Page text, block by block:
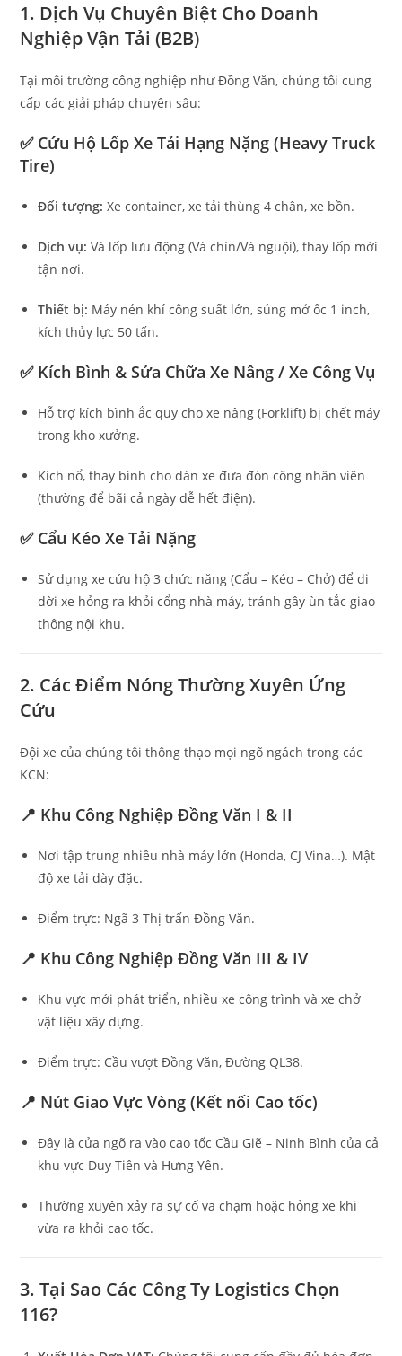
1. Dịch Vụ Chuyên Biệt Cho Doanh
Nghiệp Vận Tải (B2B)
Tại môi trường công nghiệp như Đồng Văn, chúng tôi cung
cấp các giải pháp chuyên sâu:
✅ Cứu Hộ Lốp Xe Tải Hạng Nặng (Heavy Truck
Tire)
Đối tượng: Xe container, xe tải thùng 4 chân, xe bồn.
Dịch vụ: Vá lốp lưu động (Vá chín/Vá nguội), thay lốp mới
tận nơi.
Thiết bị: Máy nén khí công suất lớn, súng mở ốc 1 inch,
kích thủy lực 50 tấn.
✅ Kích Bình & Sửa Chữa Xe Nâng / Xe Công Vụ
Hỗ trợ kích bình ắc quy cho xe nâng (Forklift) bị chết máy
trong kho xưởng.
Kích nổ, thay bình cho dàn xe đưa đón công nhân viên
(thường để bãi cả ngày dễ hết điện).
✅ Cẩu Kéo Xe Tải Nặng
Sử dụng xe cứu hộ 3 chức năng (Cẩu – Kéo – Chở) để di
dời xe hỏng ra khỏi cổng nhà máy, tránh gây ùn tắc giao
thông nội khu.
2. Các Điểm Nóng Thường Xuyên Ứng
Cứu
Đội xe của chúng tôi thông thạo mọi ngõ ngách trong các
KCN:
📍 Khu Công Nghiệp Đồng Văn I & II
Nơi tập trung nhiều nhà máy lớn (Honda, CJ Vina…). Mật
độ xe tải dày đặc.
Điểm trực: Ngã 3 Thị trấn Đồng Văn.
📍 Khu Công Nghiệp Đồng Văn III & IV
Khu vực mới phát triển, nhiều xe công trình và xe chở
vật liệu xây dựng.
Điểm trực: Cầu vượt Đồng Văn, Đường QL38.
📍 Nút Giao Vực Vòng (Kết nối Cao tốc)
Đây là cửa ngõ ra vào cao tốc Cầu Giẽ – Ninh Bình của cả
khu vực Duy Tiên và Hưng Yên.
Thường xuyên xảy ra sự cố va chạm hoặc hỏng xe khi
vừa ra khỏi cao tốc.
3. Tại Sao Các Công Ty Logistics Chọn
116?